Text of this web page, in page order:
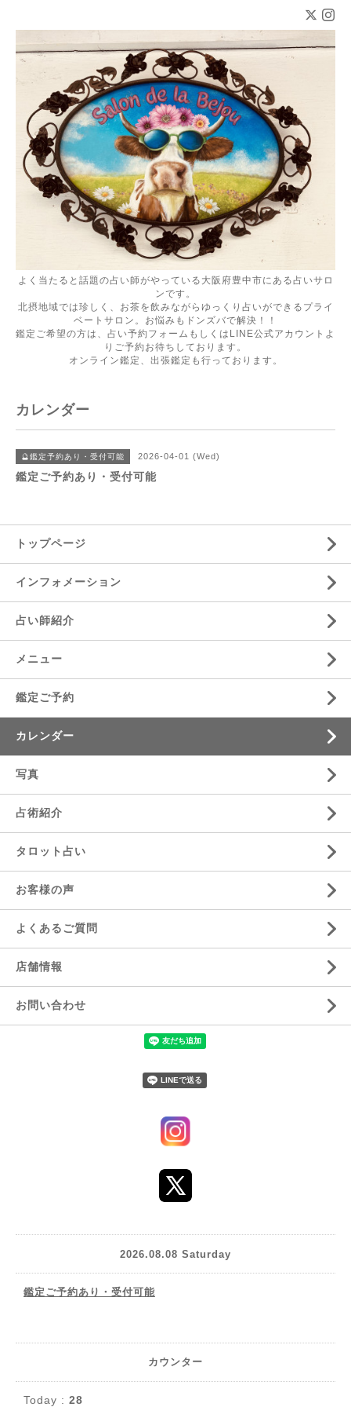
よく当たると話題の占い師がやっている大阪府豊中市にある占いサロ
ンです。
北摂地域では珍しく、お茶を飲みながらゆっくり占いができるプライ
ベートサロン。お悩みもドンズバで解決！！
鑑定ご希望の方は、占い予約フォームもしくはLINE公式アカウントよ
りご予約お待ちしております。
オンライン鑑定、出張鑑定も行っております。
カレンダー
🔮鑑定予約あり・受付可能 2026-04-01 (Wed)
鑑定ご予約あり・受付可能
トップページ
インフォメーション
占い師紹介
メニュー
鑑定ご予約
カレンダー
写真
占術紹介
タロット占い
お客様の声
よくあるご質問
店舗情報
お問い合わせ
2026.08.08 Saturday
鑑定ご予約あり・受付可能
カウンター
Today : 28